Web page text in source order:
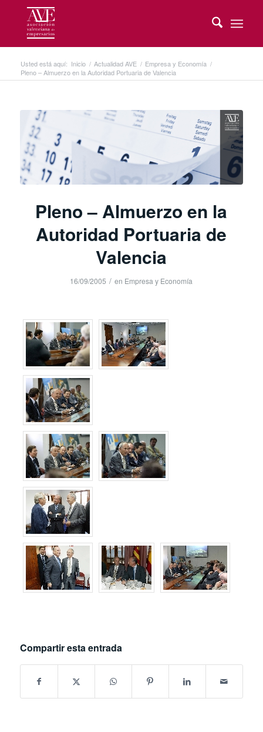
Usted está aquí: Inicio / Actualidad AVE / Empresa y Economía /
Pleno – Almuerzo en la Autoridad Portuaria de Valencia
Pleno – Almuerzo en la
Autoridad Portuaria de
Valencia
16/09/2005 / en Empresa y Economía
Compartir esta entrada